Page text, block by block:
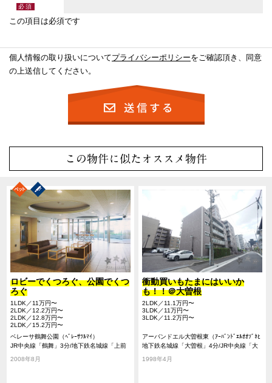
この項目は必須です
個人情報の取り扱いについてプライバシーポリシーをご確認頂き、同意
の上送信してください。
この物件に似たオススメ物件
ロビーでくつろぐ、公園でくつ
ろぐ
1LDK／11万円〜
2LDK／12.2万円〜
2LDK／12.8万円〜
2LDK／15.2万円〜
ベレーサ鶴舞公園（ﾍﾞﾚｰｻﾂﾙﾏｲ）
JR中央線「鶴舞」3分/地下鉄名城線「上前
下鉄鶴舞線「鶴舞」3分
2008年8月
衝動買いもたまにはいいか
も！！＠大曽根
2LDK／11.1万円〜
3LDK／11万円〜
3LDK／11.2万円〜
アーバンドエル大曽根東（ｱｰﾊﾞﾝﾄﾞｴﾙｵｵｿﾞﾈﾋ
ｶﾞｼ）
地下鉄名城線「大曽根」4分/JR中央線「大
1998年4月